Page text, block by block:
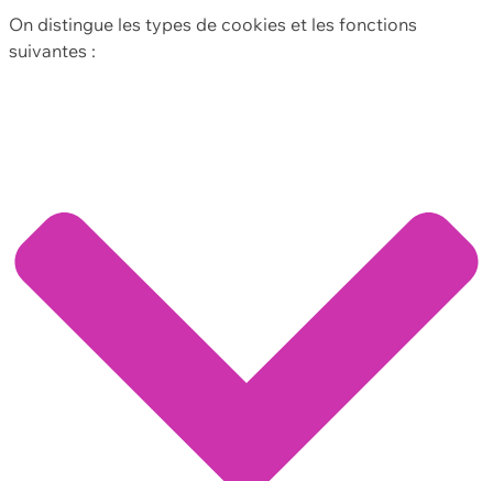
On distingue les types de cookies et les fonctions
suivantes :